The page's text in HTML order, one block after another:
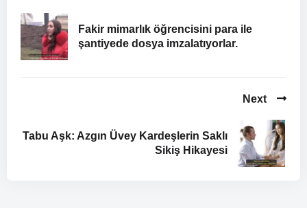
Herkesin mutlu olması beklenen düğünlerde yaşanan ihanet
Fakir mimarlık öğrencisini para ile
şantiyede dosya imzalatıyorlar.
Next
Tabu Aşk: Azgın Üvey Kardeşlerin Saklı
Sikiş Hikayesi